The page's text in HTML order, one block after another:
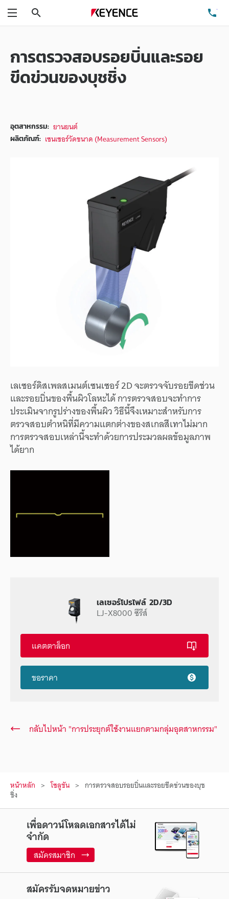
การตรวจสอบรอยบิ่นและรอย
ขีดข่วนของบุชชิ่ง
อุตสาหกรรม: ยานยนต์
ผลิตภัณฑ์: เซนเซอร์วัดขนาด (Measurement Sensors)
เลเซอร์ดิสเพลสเมนต์เซนเซอร์ 2D จะตรวจจับรอยขีดช่วน
และรอยบิ่นของพื้นผิวโลหะได้ การตรวจสอบจะทำการ
ประเมินจากรูปร่างของพื้นผิว วิธีนี้จึงเหมาะสำหรับการ
ตรวจสอบตำหนิที่มีความแตกต่างของสเกลสีเทาไม่มาก
การตรวจสอบเหล่านี้จะทำด้วยการประมวลผลข้อมูลภาพ
ได้ยาก
เลเซอร์โปรไฟล์ 2D/3D
LJ-X8000 ซีรีส์
แคตตาล็อก
ขอราคา
กลับไปหน้า "การประยุกต์ใช้งานแยกตามกลุ่มอุตสาหกรรม"
หน้าหลัก โซลูชัน การตรวจสอบรอยบิ่นและรอยขีดข่วนของบุช
ชิ่ง
เพื่อดาวน์โหลดเอกสารได้ไม่
จำกัด
สมัครสมาชิก
สมัครรับจดหมายข่าว